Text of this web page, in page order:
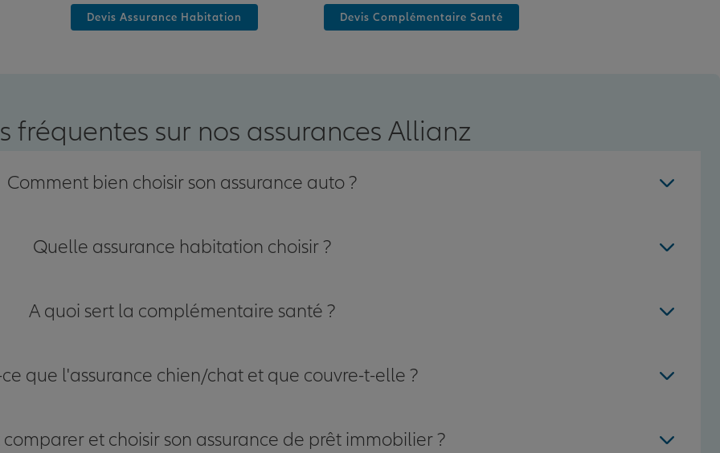
Devis Assurance Habitation Devis Complémentaire Santé
fréquentes sur nos assurances Allianz
Comment bien choisir son assurance auto ?
Quelle assurance habitation choisir ?
A quoi sert la complémentaire santé ?
que l'assurance chien/chat et que couvre-t-elle ?
et choisir son assurance de prêt immobilier ?